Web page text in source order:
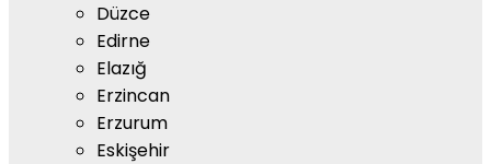
Düzce
Edirne
Elazığ
Erzincan
Erzurum
Eskişehir